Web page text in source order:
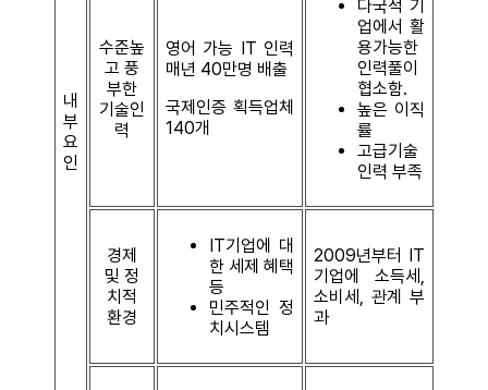
내
부
요
인
수준높
고 풍
부한
기술인
력
영어 가능 IT 인력
매년 40만명 배출
국제인증 획득업체
140개
다국적 기
업에서 활
용가능한
인력풀이
협소함.
높은 이직
률
고급기술
인력 부족
경제
및 정
치적
환경
IT기업에 대
한 세제 혜택
등
민주적인 정
치시스템
2009년부터 IT
기업에 소득세,
소비세, 관계 부
과